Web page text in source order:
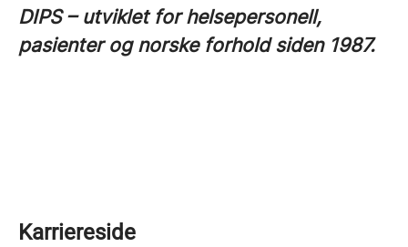
DIPS – utviklet for helsepersonell,
pasienter og norske forhold siden 1987.
Karriereside